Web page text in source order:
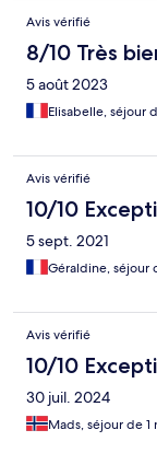
Avis vérifié
8/10 Très
5 août 2023
Elisabelle, séjour
Avis vérifié
10/10
5 sept. 2021
Géraldine, séjour
Avis vérifié
10/10
30 juil. 2024
Mads, séjour de 1